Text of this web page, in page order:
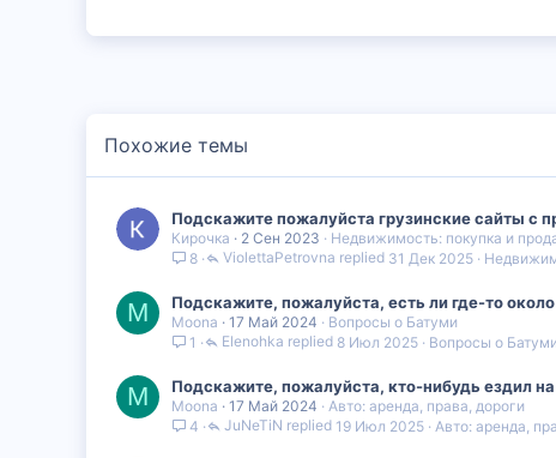
Похожие темы
Подскажите пожалуйста грузинские сайты с
Кирочка 2 Сен 2023
Недвижимость: покупка и
8
31 Дек 2025
ViolettaPetrovna
M Подскажите, пожалуйста, есть ли где-то
Moona 17 Май 2024
Вопросы о Батуми
1
Вопросы о Батуми
8 Июл 2025
Elenohka
M Подскажите, пожалуйста, кто-нибудь ездил
Moona 17 Май 2024
Авто: аренда, права, дороги
4
Авто: аренда,
19 Июл 2025
JuNeTiN